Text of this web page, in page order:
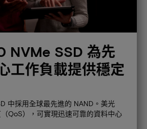
NVMe SSD 為先
工作負載提供穩定
中採用全球最先進的 NAND。美光
QoS），可實現迅速可靠的資料中心